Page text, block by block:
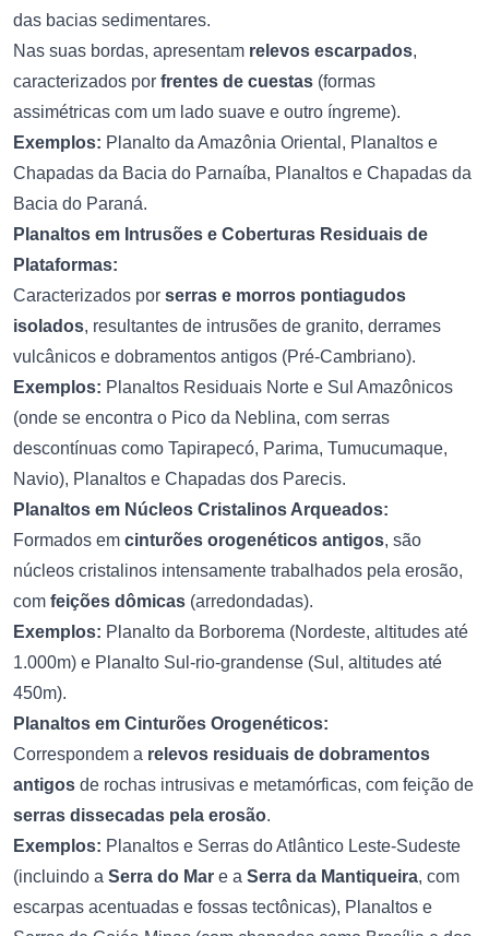
das bacias sedimentares.
Nas suas bordas, apresentam relevos escarpados,
caracterizados por frentes de cuestas (formas
assimétricas com um lado suave e outro íngreme).
Exemplos: Planalto da Amazônia Oriental, Planaltos e
Chapadas da Bacia do Parnaíba, Planaltos e Chapadas da
Bacia do Paraná.
Planaltos em Intrusões e Coberturas Residuais de
Plataformas:
Caracterizados por serras e morros pontiagudos
isolados, resultantes de intrusões de granito, derrames
vulcânicos e dobramentos antigos (Pré-Cambriano).
Exemplos: Planaltos Residuais Norte e Sul Amazônicos
(onde se encontra o Pico da Neblina, com serras
descontínuas como Tapirapecó, Parima, Tumucumaque,
Navio), Planaltos e Chapadas dos Parecis.
Planaltos em Núcleos Cristalinos Arqueados:
Formados em cinturões orogenéticos antigos, são
núcleos cristalinos intensamente trabalhados pela erosão,
com feições dômicas (arredondadas).
Exemplos: Planalto da Borborema (Nordeste, altitudes até
1.000m) e Planalto Sul-rio-grandense (Sul, altitudes até
450m).
Planaltos em Cinturões Orogenéticos:
Correspondem a relevos residuais de dobramentos
antigos de rochas intrusivas e metamórficas, com feição de
serras dissecadas pela erosão.
Exemplos: Planaltos e Serras do Atlântico Leste-Sudeste
(incluindo a Serra do Mar e a Serra da Mantiqueira, com
escarpas acentuadas e fossas tectônicas), Planaltos e